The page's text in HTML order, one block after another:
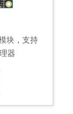
块，支持
器